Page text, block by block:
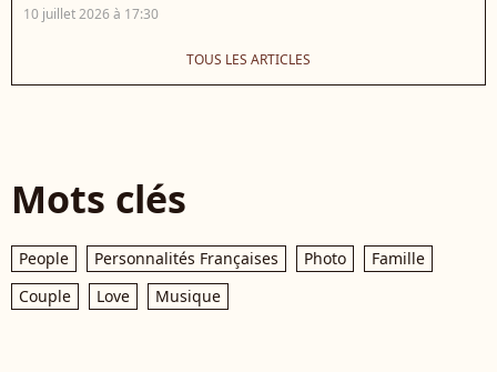
10 juillet 2026 à 17:30
TOUS LES ARTICLES
Mots clés
People Personnalités Françaises Photo
Famille
Couple
Love Musique